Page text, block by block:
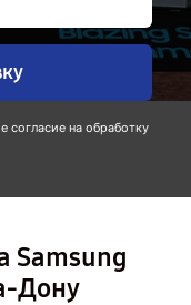
согласие на обработку
Samsung
Дону